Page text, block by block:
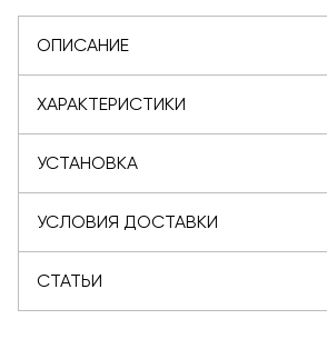
ОПИСАНИЕ
ХАРАКТЕРИСТИКИ
УСТАНОВКА
УСЛОВИЯ ДОСТАВКИ
СТАТЬИ